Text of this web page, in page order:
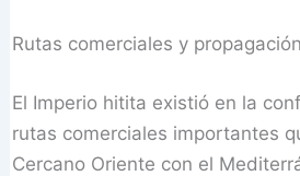
Rutas comerciales y
El Imperio hitita existió en la
rutas comerciales importantes
Cercano Oriente con el